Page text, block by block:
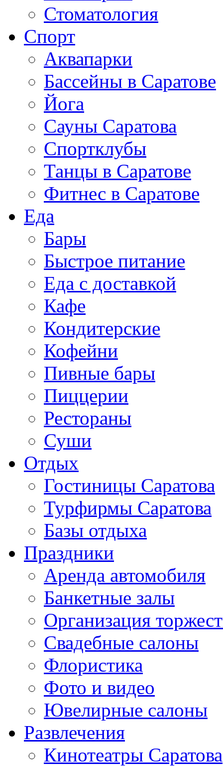
Стоматология
Спорт
Аквапарки
Бассейны в Саратове
Йога
Сауны Саратова
Спортклубы
Танцы в Саратове
Фитнес в Саратове
Еда
Бары
Быстрое питание
Еда с доставкой
Кафе
Кондитерские
Кофейни
Пивные бары
Пиццерии
Рестораны
Суши
Отдых
Гостиницы Саратова
Турфирмы Саратова
Базы отдыха
Праздники
Аренда автомобиля
Банкетные залы
Организация
Свадебные салоны
Флористика
Фото и видео
Ювелирные салоны
Развлечения
Кинотеатры Саратова